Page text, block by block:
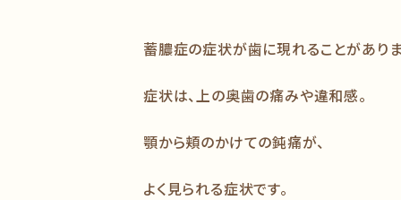
蓄膿症の症状が歯に現れることがありま
症状は、上の奥歯の痛みや違和感。
顎から頬のかけての鈍痛が、
よく見られる症状です。